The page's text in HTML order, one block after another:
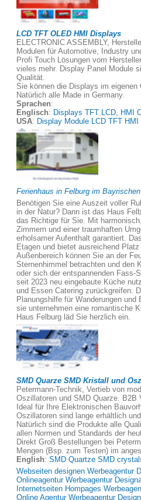
LCD TFT OLED HMI Displays
ELECTRONIC ASSEMBLY,
Modulen für Automotive, Industry
Profi Touch Lösungen vom
vieles mehr. Display Panel Module
Qualität.
Sie können die Displays im eigenen
Natürlich alle Made in Germany.
Sprachen:
Englisch: Displays TFT LCD, HMI
USA: Display Module LCD TFT HMI
Ferienhaus in Felburg im
Benötigen Sie eine Auszeit voller
in der Natur? Dann ist das Haus
das Richtige für Sie. Mit
Zimmern und einer traumhaften
erholsamer Aufenthalt garantiert.
Etagen und bietet ausreichend
Außenbereich können Sie an der
Sternenhimmel betrachten und den
oder sich der entspannenden Fass-
seit 2023 neu eingebaute Küche
und Essen Catering zurückgreifen.
Planungshilfe für Wanderungen und
sie unternehmen eine romantische
Haus Felburg läd Sie herzlich ein.
SMD Quarze SMD Kristall und
Petermann-Technik, Vertieb von
Oszillatoren und SMD Quarze. B2B
Ideal für Ihre Elektronischen
Oszillatoren sind lange erhältlich
Natürlich sind die Produkte alle
allen Normen und Standards der
Direkt Groß Bestellungen bei
Mengen (Bsp. zum Testen) im
English: SMD Quartze SMD
Webseiten designen Werbeagentur
Onlineagentur Werbeagentur
Internetseiten Hompages
Online Agentur Werbeagentur